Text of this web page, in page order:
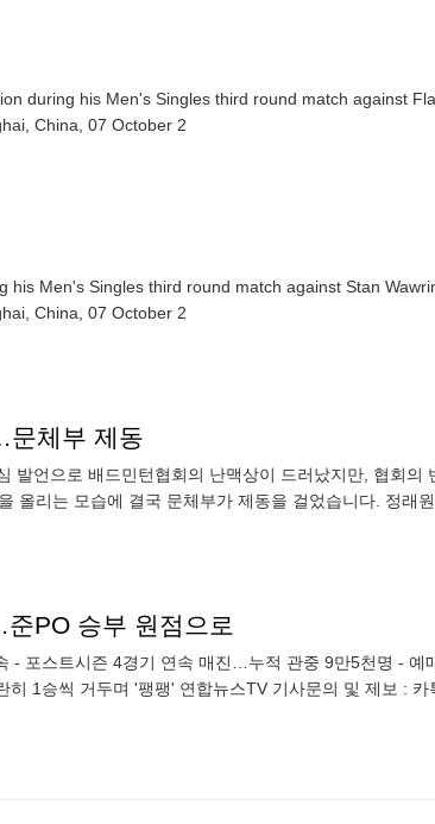
during his Men's Singles third round match against
China, 07 October 2
his Men's Singles third round match against Stan
China, 07 October 2
문체부 제동
발언으로 배드민턴협회의 난맥상이 드러났지만, 협회의
올리는 모습에 결국 문체부가 제동을 걸었습니다. 정래원
PO 승부 원점으로
- 포스트시즌 4경기 연속 매진…누적 관중 9만5천명 -
히 1승씩 거두며 '팽팽' 연합뉴스TV 기사문의 및 제보 :